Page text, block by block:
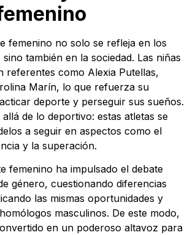
femenino no solo se refleja en los
también en la sociedad. Las niñas
referentes como Alexia Putellas,
Marín, lo que refuerza su
deporte y perseguir sus sueños.
de lo deportivo: estas atletas se
a seguir en aspectos como el
y la superación.
femenino ha impulsado el debate
género, cuestionando diferencias
las mismas oportunidades y
masculinos. De este modo,
en un poderoso altavoz para